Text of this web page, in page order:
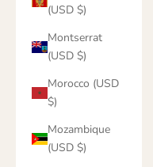
(USD $)
Montserrat
(USD $)
Morocco (USD
$)
Mozambique
(USD $)